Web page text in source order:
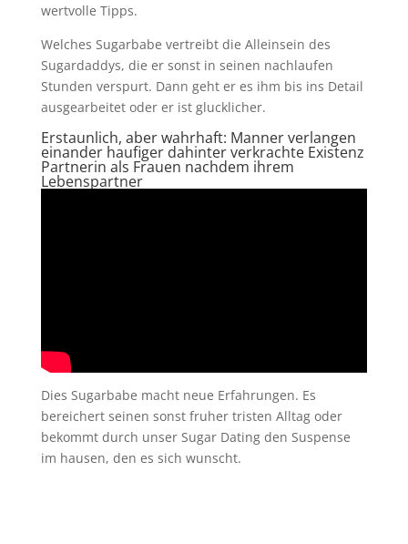
wertvolle Tipps.
Welches Sugarbabe vertreibt die Alleinsein des
Sugardaddys, die er sonst in seinen nachlaufen
Stunden verspurt. Dann geht er es ihm bis ins Detail
ausgearbeitet oder er ist glucklicher.
Erstaunlich, aber wahrhaft: Manner verlangen
einander haufiger dahinter verkrachte Existenz
Partnerin als Frauen nachdem ihrem
Lebenspartner
Dies Sugarbabe macht neue Erfahrungen. Es
bereichert seinen sonst fruher tristen Alltag oder
bekommt durch unser Sugar Dating den Suspense
im hausen, den es sich wunscht.